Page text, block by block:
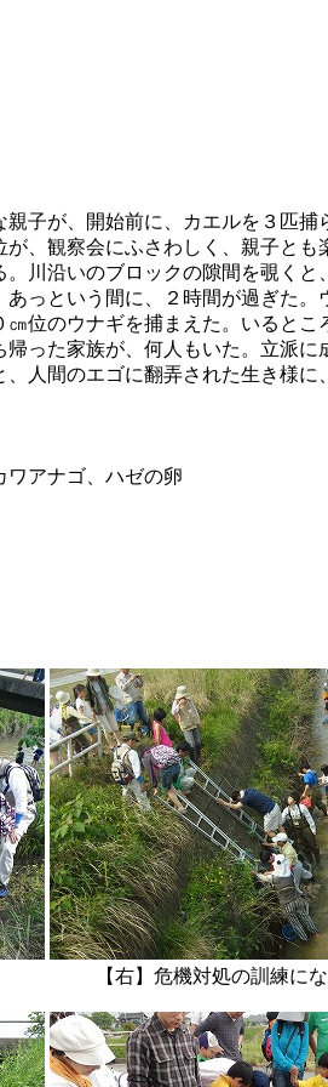
子が、開始前に、カエルを３匹捕
、観察会にふさわしく、親子と
川沿いのブロックの隙間を覗く
っという間に、２時間が過ぎた
位のウナギを捕まえた。いると
った家族が、何人もいた。立派
人間のエゴに翻弄された生き様
アナゴ、ハゼの卵
ら 【右】危機対処の訓練にな